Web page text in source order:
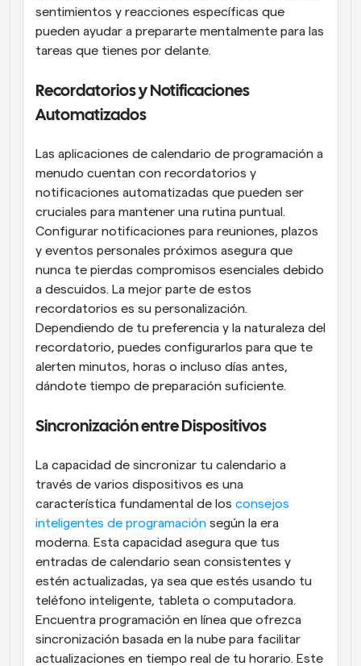
sentimientos y reacciones específicas que
pueden ayudar a prepararte mentalmente para las
tareas que tienes por delante.
Recordatorios y Notificaciones
Automatizados
Las aplicaciones de calendario de programación a
menudo cuentan con recordatorios y
notificaciones automatizadas que pueden ser
cruciales para mantener una rutina puntual.
Configurar notificaciones para reuniones, plazos
y eventos personales próximos asegura que
nunca te pierdas compromisos esenciales debido
a descuidos. La mejor parte de estos
recordatorios es su personalización.
Dependiendo de tu preferencia y la naturaleza del
recordatorio, puedes configurarlos para que te
alerten minutos, horas o incluso días antes,
dándote tiempo de preparación suficiente.
Sincronización entre Dispositivos
La capacidad de sincronizar tu calendario a
través de varios dispositivos es una
característica fundamental de los consejos
inteligentes de programación según la era
moderna. Esta capacidad asegura que tus
entradas de calendario sean consistentes y
estén actualizadas, ya sea que estés usando tu
teléfono inteligente, tableta o computadora.
Encuentra programación en línea que ofrezca
sincronización basada en la nube para facilitar
actualizaciones en tiempo real de tu horario. Este